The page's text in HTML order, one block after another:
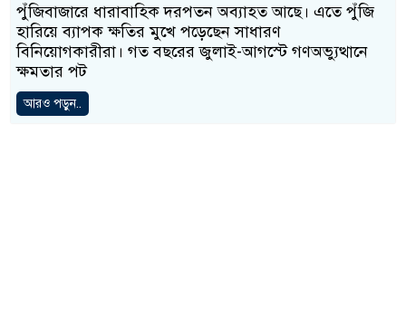
পুঁজিবাজারে ধারাবাহিক দরপতন অব্যাহত আছে। এতে পুঁজি
হারিয়ে ব্যাপক ক্ষতির মুখে পড়েছেন সাধারণ
বিনিয়োগকারীরা। গত বছরের জুলাই-আগস্টে গণঅভ্যুত্থানে
ক্ষমতার পট
আরও পড়ুন..